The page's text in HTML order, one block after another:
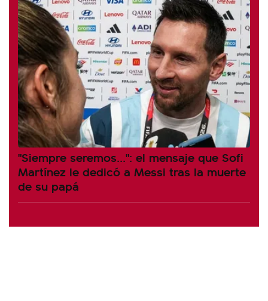
"Siempre seremos...": el mensaje que Sofi
Martínez le dedicó a Messi tras la muerte
de su papá